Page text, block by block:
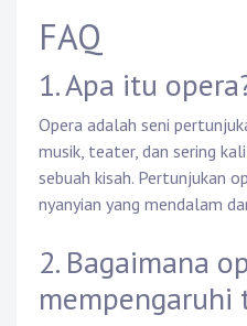
FAQ
1. Apa itu
Opera adalah seni
musik, teater, dan sering
sebuah kisah. Pertunjukan
nyanyian yang mendalam
2. Bagaimana
mempengaruhi